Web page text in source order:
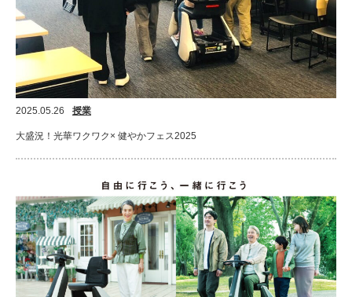
2025.05.26 授業
大盛況！光華ワクワク× 健やかフェス2025